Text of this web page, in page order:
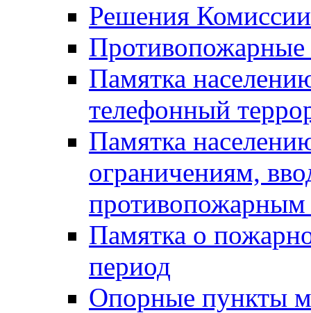
Решения
Противопожарные
Памятка
телефонный
Памятка
ограничениям,
Памятка о
период
Опорные пункты